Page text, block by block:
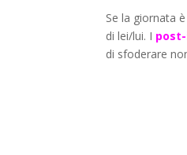
Se la giornata
di lei/lui. I
di sfoderare